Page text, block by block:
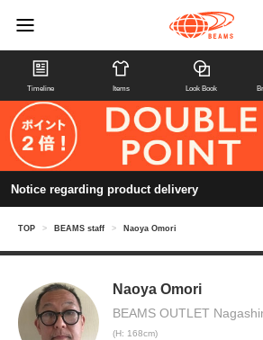
Timeline Items Look Book
Notice regarding product delivery
TOP > BEAMS staff > Naoya Omori
Naoya Omori
BEAMS OUTLET
(H: 168cm)